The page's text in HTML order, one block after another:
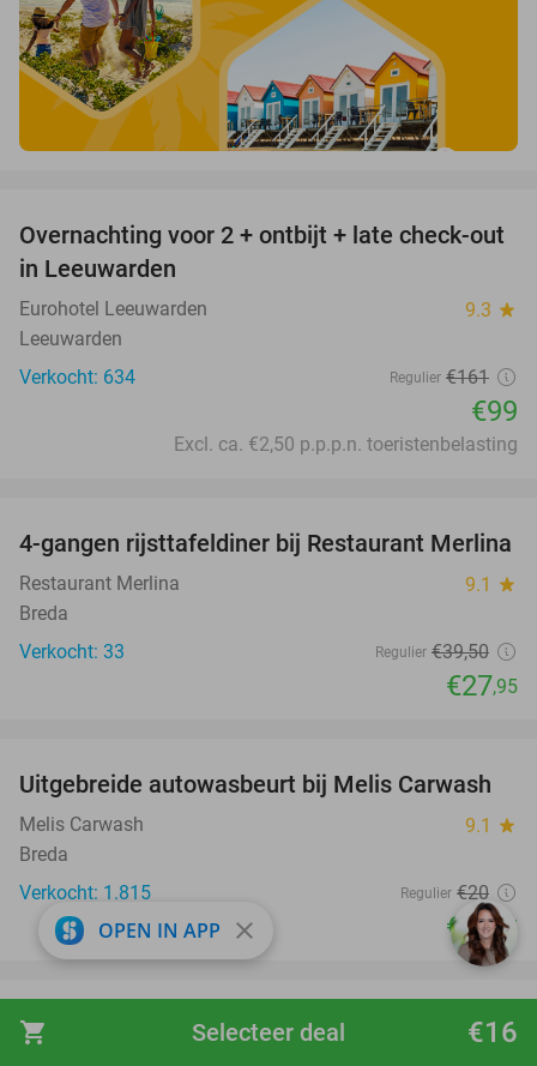
shopping_cart €16
Selecteer deal
39%
Overnachting voor 2 + ontbijt + late check-out
in Leeuwarden
Eurohotel Leeuwarden 9.3 star
Leeuwarden
Verkocht: 634
Regulier €161
€99
Excl. ca. €2,50 p.p.p.n. toeristenbelasting
29%
4-gangen rijsttafeldiner bij Restaurant Merlina
Restaurant Merlina 9.1 star
Breda
Verkocht: 33
Regulier €39,50
€27,95
45%
Uitgebreide autowasbeurt bij Melis Carwash
Melis Carwash 9.1 star
Breda
Verkocht: 1.815
Regulier €20
€10,95
21%
favorite_border
All-You-Can-Eat (2 uur) bij Bouvigne Paradijs
OPEN IN APP close